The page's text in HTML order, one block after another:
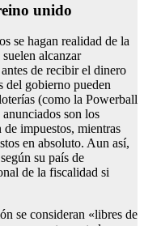
unido
se hagan realidad de la
alcanzar
de recibir el dinero
del gobierno pueden
(como la Powerball
son los
impuestos, mientras
en absoluto. Aun así,
su país de
de la fiscalidad si
se consideran «libres de